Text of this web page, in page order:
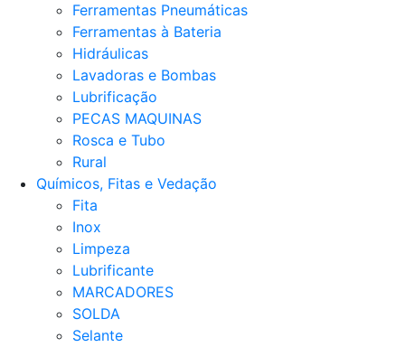
Ferramentas Pneumáticas
Ferramentas à Bateria
Hidráulicas
Lavadoras e Bombas
Lubrificação
PECAS MAQUINAS
Rosca e Tubo
Rural
Químicos, Fitas e Vedação
Fita
Inox
Limpeza
Lubrificante
MARCADORES
SOLDA
Selante